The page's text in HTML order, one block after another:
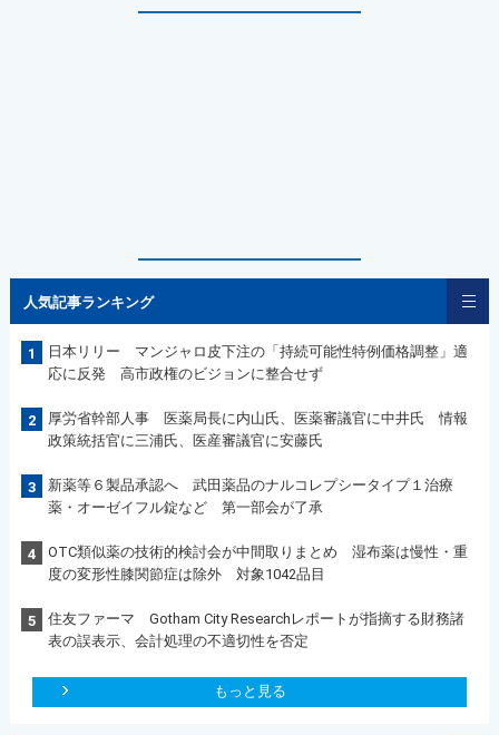
人気記事ランキング
1
日本リリー マンジャロ皮下注の「持続可能性特例価格調整」適
応に反発 高市政権のビジョンに整合せず
2
厚労省幹部人事 医薬局長に内山氏、医薬審議官に中井氏 情報
政策統括官に三浦氏、医産審議官に安藤氏
3
新薬等６製品承認へ 武田薬品のナルコレプシータイプ１治療
薬・オーゼイフル錠など 第一部会が了承
4
OTC類似薬の技術的検討会が中間取りまとめ 湿布薬は慢性・重
度の変形性膝関節症は除外 対象1042品目
5
住友ファーマ Gotham City Researchレポートが指摘する財務諸
表の誤表示、会計処理の不適切性を否定
もっと見る